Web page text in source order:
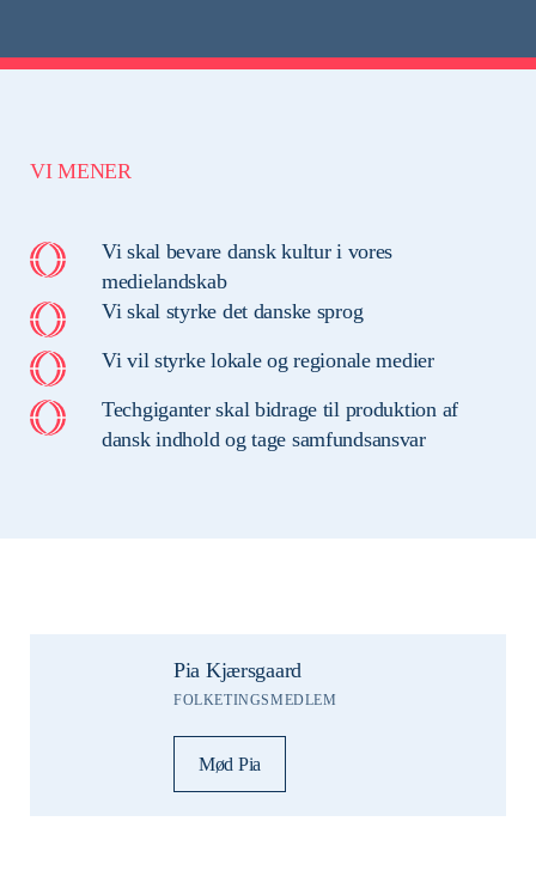
VI MENER
Vi skal bevare dansk kultur i vores
medielandskab
Vi skal styrke det danske sprog
Vi vil styrke lokale og regionale medier
Techgiganter skal bidrage til produktion af
dansk indhold og tage samfundsansvar
Pia Kjærsgaard
FOLKETINGSMEDLEM
Mød Pia